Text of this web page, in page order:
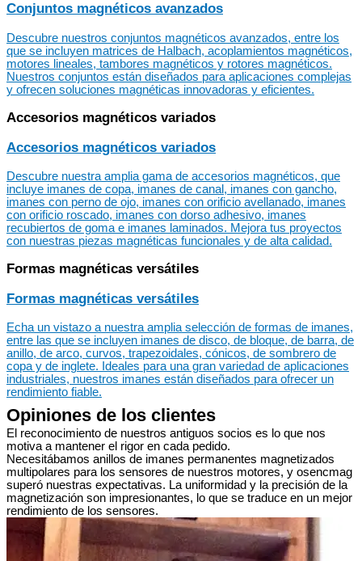
Conjuntos magnéticos avanzados
Descubre nuestros conjuntos magnéticos avanzados, entre los
que se incluyen matrices de Halbach, acoplamientos magnéticos,
motores lineales, tambores magnéticos y rotores magnéticos.
Nuestros conjuntos están diseñados para aplicaciones complejas
y ofrecen soluciones magnéticas innovadoras y eficientes.
Accesorios magnéticos variados
Accesorios magnéticos variados
Descubre nuestra amplia gama de accesorios magnéticos, que
incluye imanes de copa, imanes de canal, imanes con gancho,
imanes con perno de ojo, imanes con orificio avellanado, imanes
con orificio roscado, imanes con dorso adhesivo, imanes
recubiertos de goma e imanes laminados. Mejora tus proyectos
con nuestras piezas magnéticas funcionales y de alta calidad.
Formas magnéticas versátiles
Formas magnéticas versátiles
Echa un vistazo a nuestra amplia selección de formas de imanes,
entre las que se incluyen imanes de disco, de bloque, de barra, de
anillo, de arco, curvos, trapezoidales, cónicos, de sombrero de
copa y de inglete. Ideales para una gran variedad de aplicaciones
industriales, nuestros imanes están diseñados para ofrecer un
rendimiento fiable.
Opiniones de los clientes
El reconocimiento de nuestros antiguos socios es lo que nos
motiva a mantener el rigor en cada pedido.
Necesitábamos anillos de imanes permanentes magnetizados
multipolares para los sensores de nuestros motores, y osencmag
superó nuestras expectativas. La uniformidad y la precisión de la
magnetización son impresionantes, lo que se traduce en un mejor
rendimiento de los sensores.